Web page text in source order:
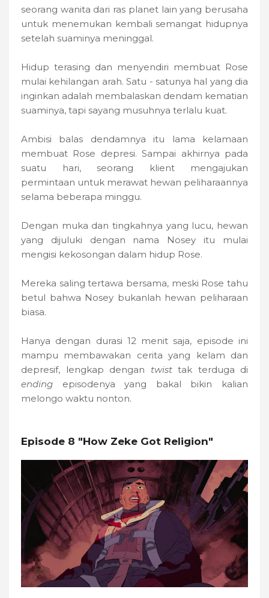
seorang wanita dari ras planet lain yang berusaha
untuk menemukan kembali semangat hidupnya
setelah suaminya meninggal.
Hidup terasing dan menyendiri membuat Rose
mulai kehilangan arah. Satu - satunya hal yang dia
inginkan adalah membalaskan dendam kematian
suaminya, tapi sayang musuhnya terlalu kuat.
Ambisi balas dendamnya itu lama kelamaan
membuat Rose depresi. Sampai akhirnya pada
suatu hari, seorang klient mengajukan
permintaan untuk merawat hewan peliharaannya
selama beberapa minggu.
Dengan muka dan tingkahnya yang lucu, hewan
yang dijuluki dengan nama Nosey itu mulai
mengisi kekosongan dalam hidup Rose.
Mereka saling tertawa bersama, meski Rose tahu
betul bahwa Nosey bukanlah hewan peliharaan
biasa.
Hanya dengan durasi 12 menit saja, episode ini
mampu membawakan cerita yang kelam dan
depresif, lengkap dengan twist tak terduga di
ending episodenya yang bakal bikin kalian
melongo waktu nonton.
Episode 8 "How Zeke Got Religion"